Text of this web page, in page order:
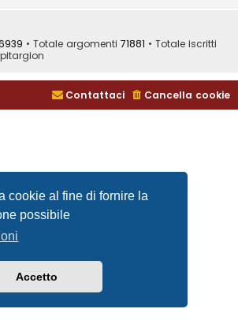
cookie al fine di fornire la
possibile
Accetto
• Totale argomenti 71881 • Totale iscritti
pitargion
Cancella cookie
Contattaci